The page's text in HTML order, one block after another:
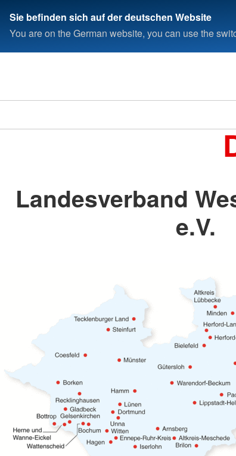
Sie befinden sich auf der deutschen Website
You are on the German website, you can use the
Landesverband
e.V.